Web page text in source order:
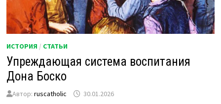
ИСТОРИЯ / СТАТЬИ
Упреждающая система воспитания
Дона Боско
Автор:ruscatholic 30.01.2026